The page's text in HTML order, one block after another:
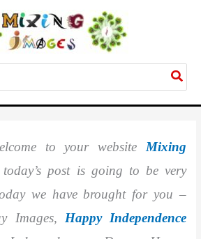
to your website Mixing
post is going to be very
we have brought for you –
Images, Happy Independence